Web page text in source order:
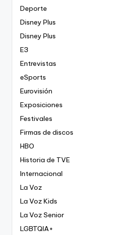
Deporte
Disney Plus
Disney Plus
E3
Entrevistas
eSports
Eurovisión
Exposiciones
Festivales
Firmas de discos
HBO
Historia de TVE
Internacional
La Voz
La Voz Kids
La Voz Senior
LGBTQIA+